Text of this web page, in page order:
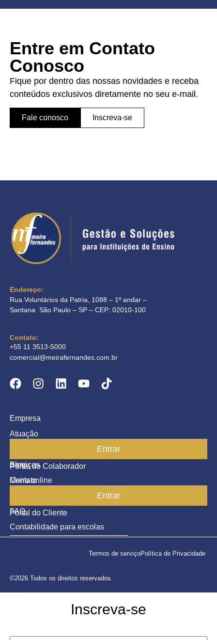
Entre em Contato
Conosco
Fique por dentro das nossas novidades e receba
conteúdos exclusivos diretamente no seu e-mail.
Fale conosco Inscreva-se
Endereço:
Rua Voluntários da Patria, 1088 – 1º andar –
Santana São Paulo – SP – CEP: 02010-100
Contato:
+55 11 3513-5000
comercial@meirafernandes.com.br
Empresa
Atuação
Blog
Contato
Portal do Colaborador
Entrar
Serviços
Meira online
FAQ
Contabilidade para escolas
Portal do Cliente
Entrar
©2026 Todos os direitos reservados.
Termos de serviçoPolítica de Privacidade
Inscreva-se